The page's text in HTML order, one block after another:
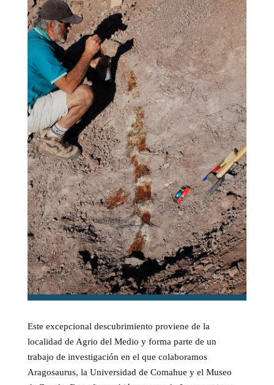
Este excepcional descubrimiento proviene de la
localidad de Agrio del Medio y forma parte de un
trabajo de investigación en el que colaboramos
Aragosaurus, la Universidad de Comahue y el Museo